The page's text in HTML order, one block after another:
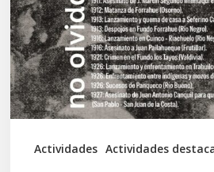
Actividades Actividades
través
del
arte
las
tensiones
documentales